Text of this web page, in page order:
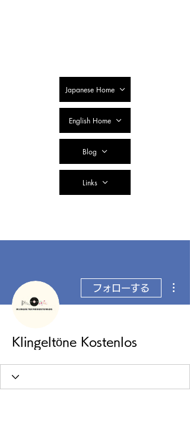
Japanese Home
English Home
Blog
Links
フォローする
Klingeltöne Kostenlos